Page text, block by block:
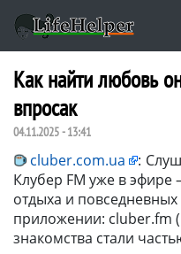
Как найти любовь
впросак
04.11.2025 - 13:41
cluber.com.ua :
Клубер FM уже в
отдыха и
приложении: cluber.fm
знакомства стали